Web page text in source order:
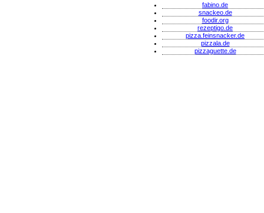
fabino.de
snackeo.de
foodir.org
rezeptigo.de
pizza.feinsnacker.de
pizzala.de
pizzaguette.de